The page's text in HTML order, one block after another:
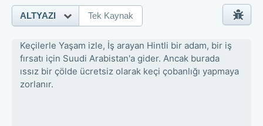
Keçilerle Yaşam izle, İş arayan Hintli bir adam, bir iş
fırsatı için Suudi Arabistan'a gider. Ancak burada
ıssız bir çölde ücretsiz olarak keçi çobanlığı yapmaya
zorlanır.
ALTYAZI Tek Kaynak